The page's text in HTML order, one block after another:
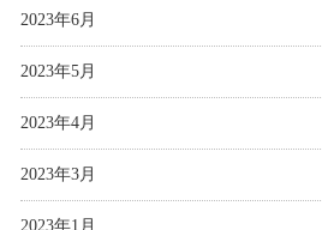
2023年6月
2023年5月
2023年4月
2023年3月
2023年1月